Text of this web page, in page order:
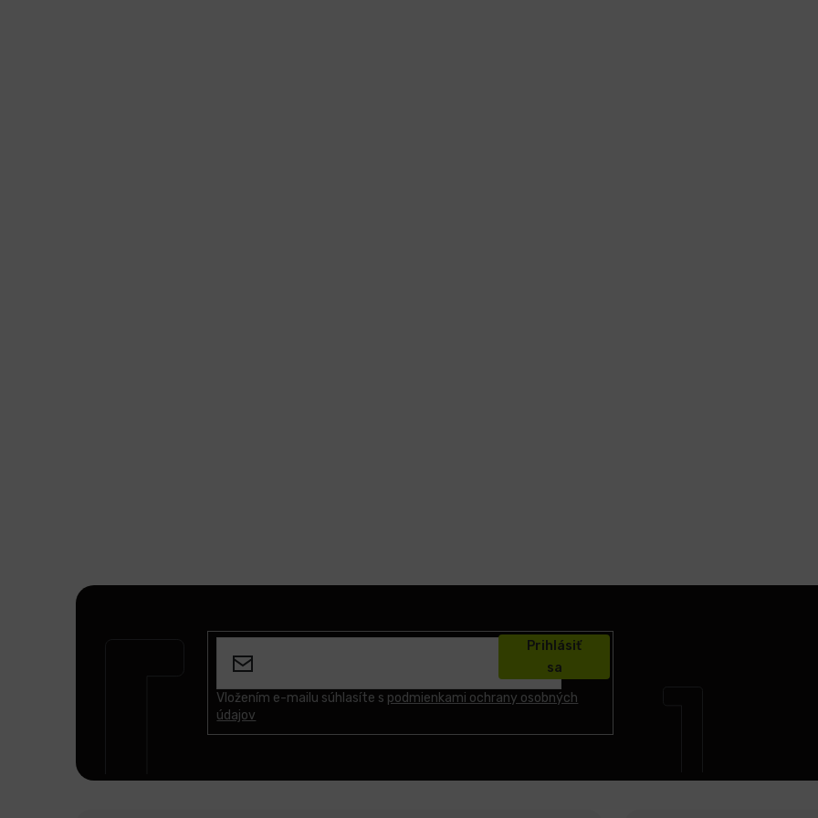
Vložením e-mailu súhlasíte s podmienkami ochrany osobných
údajov
Prihlásiť
sa